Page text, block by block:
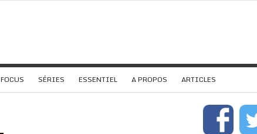
FOCUS SÉRIES ESSENTIEL A PROPOS ARTICLES